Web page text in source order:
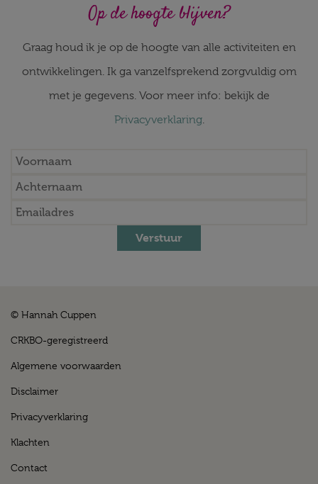
Op de hoogte blijven?
Graag houd ik je op de hoogte van alle activiteiten en
ontwikkelingen. Ik ga vanzelfsprekend zorgvuldig om
met je gegevens. Voor meer info: bekijk de
Privacyverklaring.
Verstuur
© Hannah Cuppen
CRKBO-geregistreerd
Algemene voorwaarden
Disclaimer
Privacyverklaring
Klachten
Contact